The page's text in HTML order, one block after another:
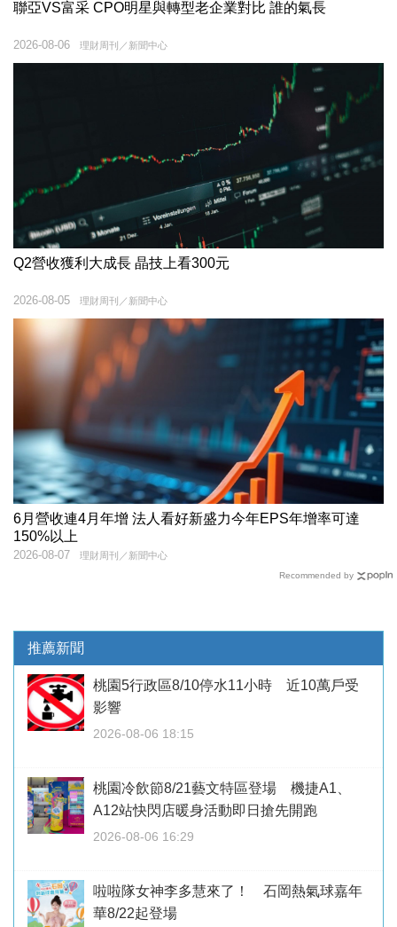
聯亞VS富采 CPO明星與轉型老企業對比 誰的氣長
理財周刊／新聞中心
2026-08-06
Q2營收獲利大成長 晶技上看300元
理財周刊／新聞中心
2026-08-05
6月營收連4月年增 法人看好新盛力今年EPS年增率可達
150%以上
理財周刊／新聞中心
2026-08-07
Recommended by
推薦新聞
桃園5行政區8/10停水11小時 近10萬戶受
影響
2026-08-06 18:15
桃園冷飲節8/21藝文特區登場 機捷A1、
A12站快閃店暖身活動即日搶先開跑
2026-08-06 16:29
啦啦隊女神李多慧來了！ 石岡熱氣球嘉年
華8/22起登場